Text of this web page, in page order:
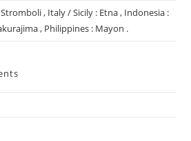
, Italy / Sicily : Etna , Indonesia :
, Philippines : Mayon .